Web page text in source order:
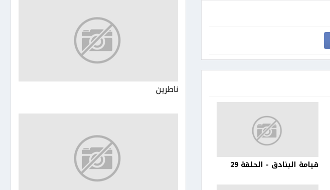
قيامة البنادق - الحلقة 29
ناطرين